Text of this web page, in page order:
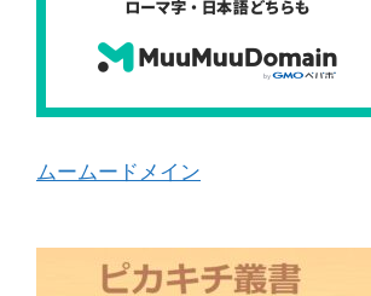
ムームードメイン